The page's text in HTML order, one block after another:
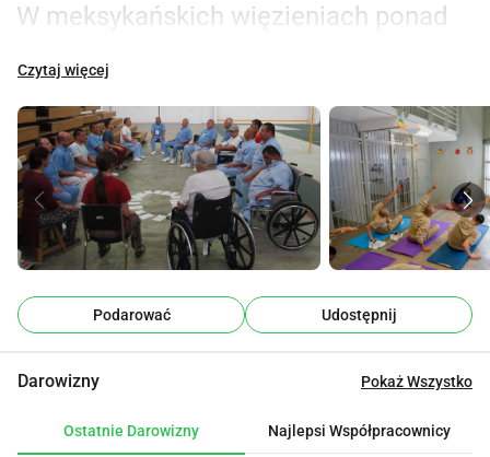
W meksykańskich więzieniach ponad
200,000 osób żyje uwięzionych nie
tylko między murami, ale także w
swoich nierozwiązanych traumach.
Większość osób w więzieniu
doświadczyła przemocy przed
piętnastym rokiem życia, a bez
pomocy ten ból zamienia się w kolejną
Ale jest nadzieja. Od 2017 roku Projekt
Joga w Więzieniach Meksyk
Czytaj więcej
Podarować Udostępnij
Darowizny Pokaż Wszystko
Ostatnie Darowizny Najlepsi Współpracownicy